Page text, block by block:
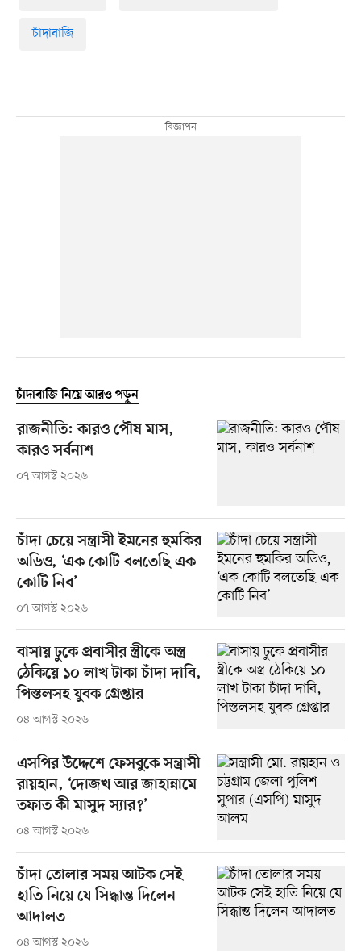
চাঁদাবাজি
চাঁদাবাজি নিয়ে আরও পড়ুন
রাজনীতি: কারও পৌষ মাস,
কারও সর্বনাশ
০৭ আগস্ট ২০২৬
চাঁদা চেয়ে সন্ত্রাসী ইমনের হুমকির
অডিও, ‘এক কোটি বলতেছি এক
কোটি নিব’
০৭ আগস্ট ২০২৬
বাসায় ঢুকে প্রবাসীর স্ত্রীকে অস্ত্র
ঠেকিয়ে ১০ লাখ টাকা চাঁদা দাবি,
পিস্তলসহ যুবক গ্রেপ্তার
০৪ আগস্ট ২০২৬
এসপির উদ্দেশে ফেসবুকে সন্ত্রাসী
রায়হান, ‘দোজখ আর জাহান্নামে
তফাত কী মাসুদ স্যার?’
০৪ আগস্ট ২০২৬
চাঁদা তোলার সময় আটক সেই
হাতি নিয়ে যে সিদ্ধান্ত দিলেন
আদালত
০৪ আগস্ট ২০২৬